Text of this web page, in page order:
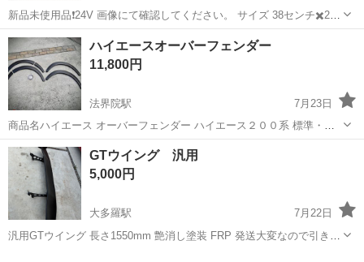
新品未使用品❗️24V 画像にて確認してください。 サイズ 38センチ✖️20
センチ幅100ミリ
岡山 総社市 東総社駅
ハイエースオーバーフェンダー
11,800円
法界院駅
7月23日
商品名ハイエース オーバーフェンダー ハイエース２００系 標準・ワ
イドボディ オーバーフェンダー レジアスエース 1-7型まで対応 20ｍｍ
ワイド 商品内容一台分セット(新品!!) 適合車種・商品説明 平成16年～
全...
岡山 岡山市 法界院駅 外装、車外用品
GTウイング 汎用
5,000円
大多羅駅
7月22日
汎用GTウイング 長さ1550mm 艶消し塗装 FRP 発送大変なので引き取